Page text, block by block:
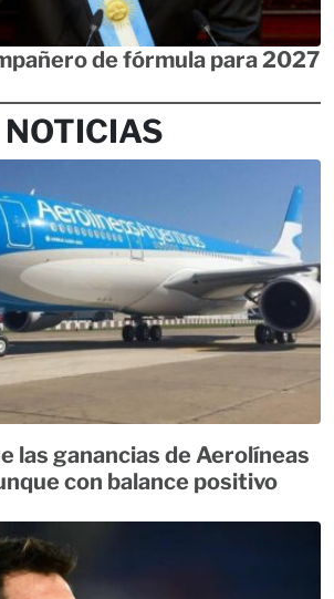
de fórmula para 2027
las ganancias de Aerolíneas
con balance positivo